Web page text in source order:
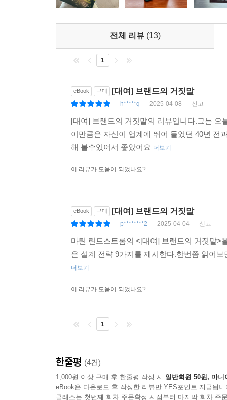
프로젝트였다. 모겐슨 가족은 특정 브랜드 제
벌어지는 소비란 존재하지 않으며, 우리의 구매
“소비자라면 꼭 한번 읽어라! 마케터라면 두 번 읽
저자는 초판 출간 당시, 과잉소비에 대항해 앞으
도전은 고작 6개월 만에 막을 내린다. 출장지
전문가에게도 브랜드의 은밀한 유혹을 완벽하게
독자들은 “현명한 소비자를 위한 책이라는 탈을
소비자들에겐 한 명의 자유로운 구매자가 될 수
전체 리뷰 (13)
1
eBook 구매 [대여] 브랜드의 거짓말
h*****q 2025-04-08 신고
[대여] 브랜드의 거짓말의 리뷰입니다.그는
이만큼은 자신이 업계에 뛰어 들었던 40년 전
해 볼수있어서 좋았어요 더보기
이 리뷰가 도움이 되었나요?
eBook 구매 [대여] 브랜드의 거짓말
p********2 2025-04-04 신고
마틴 린드스트롬의 <[대여] 브랜드의 거짓말>
은 설계 전략 9가지를 제시한다.한번쯤 읽어
더보기
이 리뷰가 도움이 되었나요?
1
한줄평 (4건)
1,000원 이상 구매 후 한줄평 작성 시 일반회원 50원, 마니
eBook은 다운로드 후 작성한 리뷰만 YES포인트 지급됩니
클래스는 첫번째 회차 주문확정 시점부터 마지막 회차 주